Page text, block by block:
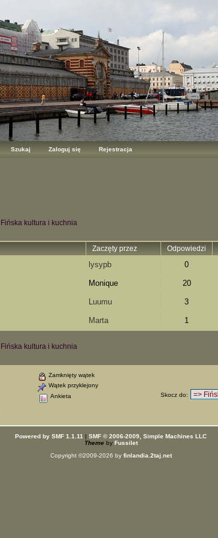
Szukaj Zaloguj się Rejestracja
Fińska kultura i kuchnia
Zaczęty przez Odpowiedzi
lysypb 0
Monique 20
Luumu 3
Marta 1
Fińska kultura i kuchnia
Zamknięty wątek
Wątek przyklejony
Ankieta
Skocz do:
Powered by SMF 1.1.11 | SMF © 2006-2009, Simple Machines LLC
Themeby Fussilet
Copyright ©2009-2026 by finlandia.2taj.net